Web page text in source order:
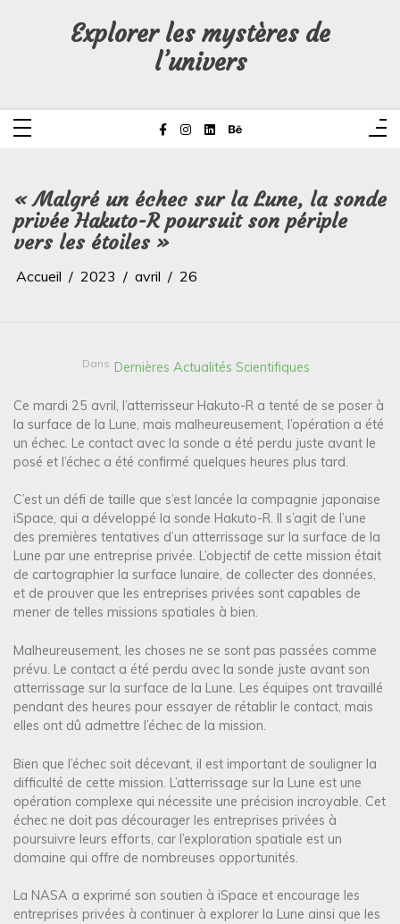
Explorer les mystères de
l’univers
« Malgré un échec sur la Lune, la sonde
privée Hakuto-R poursuit son périple
vers les étoiles »
Accueil 2023 avril 26
Dans Dernières Actualités Scientifiques
Ce mardi 25 avril, l’atterrisseur Hakuto-R a tenté de se poser à
la surface de la Lune, mais malheureusement, l’opération a été
un échec. Le contact avec la sonde a été perdu juste avant le
posé et l’échec a été confirmé quelques heures plus tard.
C’est un défi de taille que s’est lancée la compagnie japonaise
iSpace, qui a développé la sonde Hakuto-R. Il s’agit de l’une
des premières tentatives d’un atterrissage sur la surface de la
Lune par une entreprise privée. L’objectif de cette mission était
de cartographier la surface lunaire, de collecter des données,
et de prouver que les entreprises privées sont capables de
mener de telles missions spatiales à bien.
Malheureusement, les choses ne se sont pas passées comme
prévu. Le contact a été perdu avec la sonde juste avant son
atterrissage sur la surface de la Lune. Les équipes ont travaillé
pendant des heures pour essayer de rétablir le contact, mais
elles ont dû admettre l’échec de la mission.
Bien que l’échec soit décevant, il est important de souligner la
difficulté de cette mission. L’atterrissage sur la Lune est une
opération complexe qui nécessite une précision incroyable. Cet
échec ne doit pas décourager les entreprises privées à
poursuivre leurs efforts, car l’exploration spatiale est un
domaine qui offre de nombreuses opportunités.
La NASA a exprimé son soutien à iSpace et encourage les
entreprises privées à continuer à explorer la Lune ainsi que les